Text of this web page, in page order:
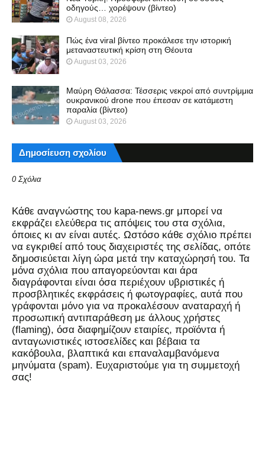
οδηγούς… χορέψουν (βίντεο)
August 08, 2026
Πώς ένα viral βίντεο προκάλεσε την ιστορική
μεταναστευτική κρίση στη Θέουτα
August 03, 2026
Μαύρη Θάλασσα: Τέσσερις νεκροί από συντρίμμια
ουκρανικού drone που έπεσαν σε κατάμεστη
παραλία (βίντεο)
August 03, 2026
Δημοσίευση σχολίου
0 Σχόλια
Kάθε αναγνώστης του kapa-news.gr μπορεί να
εκφράζει ελεύθερα τις απόψεις του στα σχόλια,
όποιες κι αν είναι αυτές. Ωστόσο κάθε σχόλιο πρέπει
να εγκριθεί από τους διαχειριστές της σελίδας, οπότε
δημοσιεύεται λίγη ώρα μετά την καταχώρησή του. Τα
μόνα σχόλια που απαγορεύονται και άρα
διαγράφονται είναι όσα περιέχουν υβριστικές ή
προσβλητικές εκφράσεις ή φωτογραφίες, αυτά που
γράφονται μόνο για να προκαλέσουν αναταραχή ή
προσωπική αντιπαράθεση με άλλους χρήστες
(flaming), όσα διαφημίζουν εταιρίες, προϊόντα ή
ανταγωνιστικές ιστοσελίδες και βέβαια τα
κακόβουλα, βλαπτικά και επαναλαμβανόμενα
μηνύματα (spam). Ευχαριστούμε για τη συμμετοχή
σας!